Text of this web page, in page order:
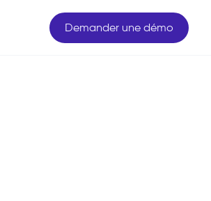
Demander une démo